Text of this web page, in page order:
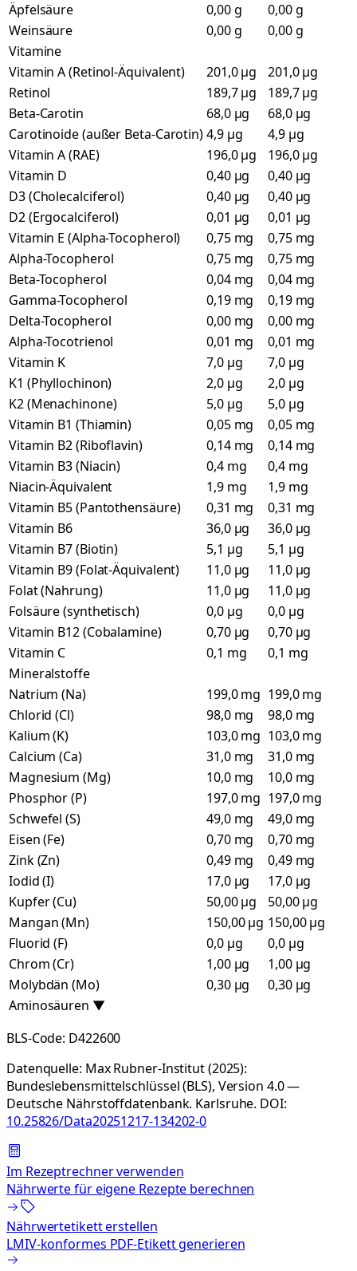
Äpfelsäure
0,00 g
0,00 g
Weinsäure
0,00 g
0,00 g
Vitamine
Vitamin A (Retinol-Äquivalent)
201,0 µg
201,0 µg
Retinol
189,7 µg
189,7 µg
Beta-Carotin
68,0 µg
68,0 µg
Carotinoide (außer Beta-Carotin)4,9 µg
4,9 µg
Vitamin A (RAE)
196,0 µg
196,0 µg
Vitamin D
0,40 µg
0,40 µg
D3 (Cholecalciferol)
0,40 µg
0,40 µg
D2 (Ergocalciferol)
0,01 µg
0,01 µg
Vitamin E (Alpha-Tocopherol)
0,75 mg
0,75 mg
Alpha-Tocopherol
0,75 mg
0,75 mg
Beta-Tocopherol
0,04 mg
0,04 mg
Gamma-Tocopherol
0,19 mg
0,19 mg
Delta-Tocopherol
0,00 mg
0,00 mg
Alpha-Tocotrienol
0,01 mg
0,01 mg
Vitamin K
7,0 µg
7,0 µg
K1 (Phyllochinon)
2,0 µg
2,0 µg
K2 (Menachinone)
5,0 µg
5,0 µg
Vitamin B1 (Thiamin)
0,05 mg
0,05 mg
Vitamin B2 (Riboflavin)
0,14 mg
0,14 mg
Vitamin B3 (Niacin)
0,4 mg
0,4 mg
Niacin-Äquivalent
1,9 mg
1,9 mg
Vitamin B5 (Pantothensäure)
0,31 mg
0,31 mg
Vitamin B6
36,0 µg
36,0 µg
Vitamin B7 (Biotin)
5,1 µg
5,1 µg
Vitamin B9 (Folat-Äquivalent)
11,0 µg
11,0 µg
Folat (Nahrung)
11,0 µg
11,0 µg
Folsäure (synthetisch)
0,0 µg
0,0 µg
Vitamin B12 (Cobalamine)
0,70 µg
0,70 µg
Vitamin C
0,1 mg
0,1 mg
Mineralstoffe
Natrium (Na)
199,0 mg 199,0 mg
Chlorid (Cl)
98,0 mg
98,0 mg
Kalium (K)
103,0 mg 103,0 mg
Calcium (Ca)
31,0 mg
31,0 mg
Magnesium (Mg)
10,0 mg
10,0 mg
Phosphor (P)
197,0 mg 197,0 mg
Schwefel (S)
49,0 mg
49,0 mg
Eisen (Fe)
0,70 mg
0,70 mg
Zink (Zn)
0,49 mg
0,49 mg
Iodid (I)
17,0 µg
17,0 µg
Kupfer (Cu)
50,00 µg
50,00 µg
Mangan (Mn)
150,00 µg 150,00 µg
Fluorid (F)
0,0 µg
0,0 µg
Chrom (Cr)
1,00 µg
1,00 µg
Molybdän (Mo)
0,30 µg
0,30 µg
Aminosäuren ▼
BLS-Code: D422600
Datenquelle: Max Rubner-Institut (2025):
Bundeslebensmittelschlüssel (BLS), Version 4.0 —
Deutsche Nährstoffdatenbank. Karlsruhe. DOI:
10.25826/Data20251217-134202-0
Im Rezeptrechner verwenden
Nährwerte für eigene Rezepte berechnen
Nährwertetikett erstellen
LMIV-konformes PDF-Etikett generieren